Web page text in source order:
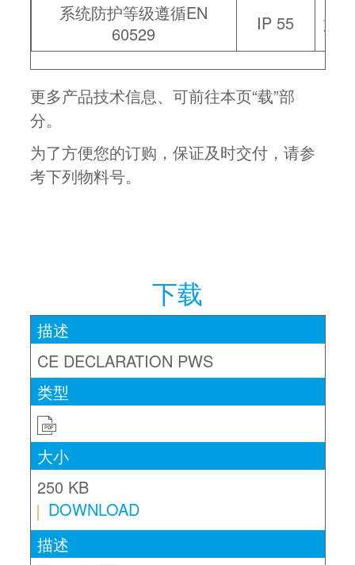
系统防护等级遵循EN
60529
IP 55 如
更多产品技术信息、可前往本页“载”部
分。
为了方便您的订购，保证及时交付，请参
考下列物料号。
下载
CE DECLARATION PWS
PDF
250 KB
DOWNLOAD